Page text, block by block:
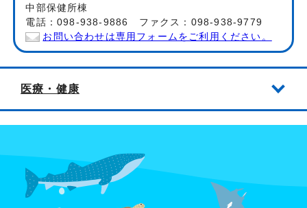
中部保健所棟
電話：098-938-9886 ファクス：098-938-9779
お問い合わせは専用フォームをご利用ください。
医療・健康